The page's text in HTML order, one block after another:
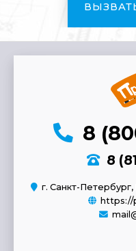
8
8
г. Санкт-
https://